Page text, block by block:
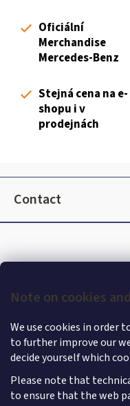
Note on cookies
We use cookies in order
to further improve our
decide yourself which
Please note that
to ensure that the web
Oficiální
Merchandise
Mercedes-Benz
Stejná cena na e-
shopu i v
prodejnách
F
o
e
Contact